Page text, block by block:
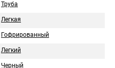
Труба
Легкая
Гофрированный
Легкий
Черный